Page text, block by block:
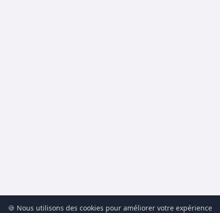
🍪 Nous utilisons des cookies pour améliorer votre expérience